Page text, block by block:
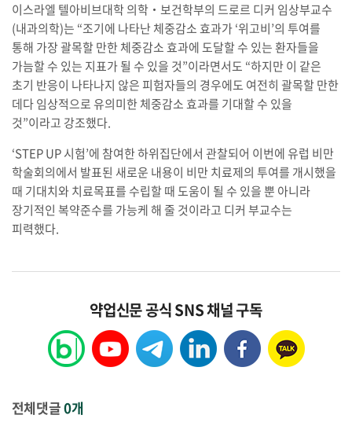
이스라엘 텔아비브대학 의학‧보건학부의 드로르 디커 임상부교수
(내과의학)는 “조기에 나타난 체중감소 효과가 ‘위고비’의 투여를
통해 가장 괄목할 만한 체중감소 효과에 도달할 수 있는 환자들을
가늠할 수 있는 지표가 될 수 있을 것”이라면서도 “하지만 이 같은
초기 반응이 나타나지 않은 피험자들의 경우에도 여전히 괄목할 만한
데다 임상적으로 유의미한 체중감소 효과를 기대할 수 있을
것”이라고 강조했다.
‘STEP UP 시험’에 참여한 하위집단에서 관찰되어 이번에 유럽 비만
학술회의에서 발표된 새로운 내용이 비만 치료제의 투여를 개시했을
때 기대치와 치료목표를 수립할 때 도움이 될 수 있을 뿐 아니라
장기적인 복약준수를 가능케 해 줄 것이라고 디커 부교수는
피력했다.
약업신문 공식 SNS 채널 구독
전체댓글0개